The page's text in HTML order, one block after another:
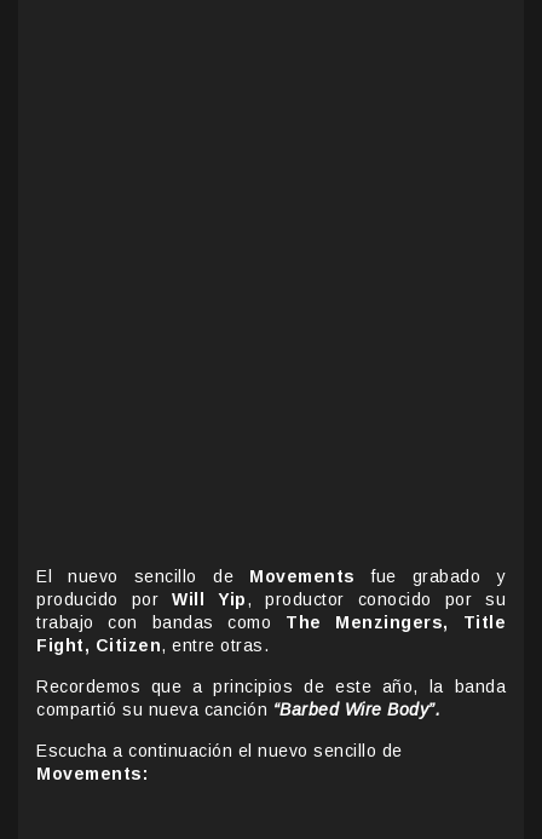
El nuevo sencillo de Movements
fue grabado y
producido por Will Yip, productor conocido por su
trabajo con bandas como The Menzingers, Title
Fight, Citizen, entre otras.
Recordemos que a principios de este año, la banda
compartió su nueva canción “Barbed Wire Body”.
Escucha a continuación el nuevo sencillo de
Movements: